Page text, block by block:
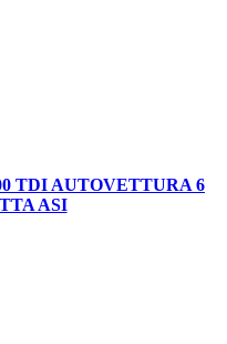
TDI AUTOVETTURA 6
ASI